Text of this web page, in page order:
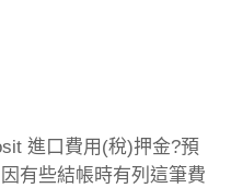
進口費用(稅)押金?預
有些結帳時有列這筆費